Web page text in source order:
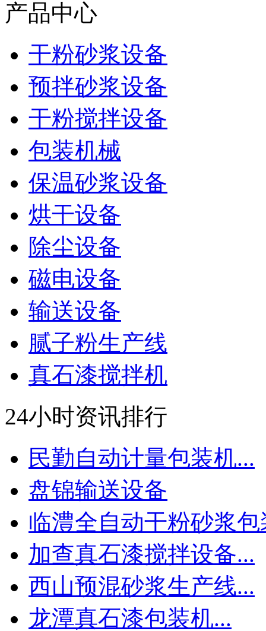
产品中心
干粉砂浆设备
预拌砂浆设备
干粉搅拌设备
包装机械
保温砂浆设备
烘干设备
除尘设备
磁电设备
输送设备
腻子粉生产线
真石漆搅拌机
24小时资讯排行
民勤自动计量包装机...
盘锦输送设备
临澧全自动干粉砂浆包
加查真石漆搅拌设备...
西山预混砂浆生产线...
龙潭真石漆包装机...